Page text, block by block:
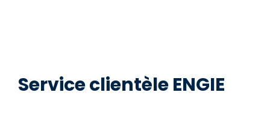
Service clientèle ENGIE